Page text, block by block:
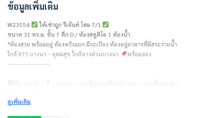
ข้อมูลเพิ่มเติม
W23154
ให้เช่าถูก รีเจ้นท์ โฮม 7/1
ขนาด 31 ตร.ม. ชั้น 7 ตึก D / ห้องสตูดิโอ 1 ห้องน้ำ
*ห้องสวย พร้อมอยู่ ห้องครัวแยก มีระเบียง ห้องอยู่อาคารที่มีสระว่ายน้ำ
ใกล้ BTS บางนา – อุดมสุข ใกล้ทางด่วนบางนา
พร้อมจอง
————————–
สัญญาเช่า 1 ปี = 6,300 บาท/เดือน ( ฟรีค่าส่วนกลาง รวมที่จอดรถ )
ดูเพิ่มเติม